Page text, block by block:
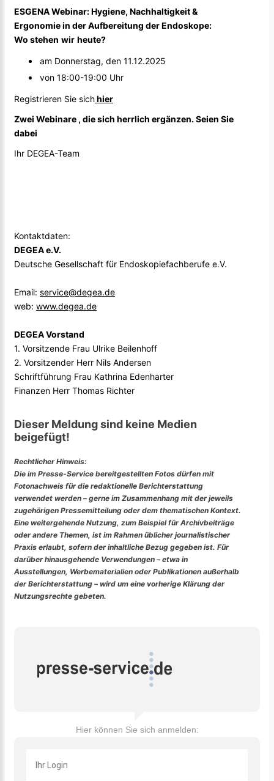
ESGENA Webinar:Hygiene, Nachhaltigkeit&
Ergonomiein derAufbereitung derEndoskope:
Wo stehen wir heute?
am Donnerstag, den 11.12.2025
von 18:00-19:00 Uhr
Registrieren Sie sichhier
Zwei Webinare , die sich herrlich ergänzen. Seien Sie
dabei
Ihr DEGEA-Team
Kontaktdaten:
DEGEA e.V.
Deutsche Gesellschaft für Endoskopiefachberufe e.V.
Email: service@degea.de
web: www.degea.de
DEGEA Vorstand
1. Vorsitzende Frau Ulrike Beilenhoff
2. Vorsitzender Herr Nils Andersen
Schriftführung Frau Kathrina Edenharter
Finanzen Herr Thomas Richter
Dieser Meldung sind keine Medien
beigefügt!
Rechtlicher Hinweis:
Die im Presse-Service bereitgestellten Fotos dürfen mit
Fotonachweis für die redaktionelle Berichterstattung
verwendet werden – gerne im Zusammenhang mit der jeweils
zugehörigen Pressemitteilung oder dem thematischen Kontext.
Eine weitergehende Nutzung, zum Beispiel für Archivbeiträge
oder andere Themen, ist im Rahmen üblicher journalistischer
Praxis erlaubt, sofern der inhaltliche Bezug gegeben ist. Für
darüber hinausgehende Verwendungen – etwa in
Ausstellungen, Werbematerialien oder Publikationen außerhalb
der Berichterstattung – wird um eine vorherige Klärung der
Nutzungsrechte gebeten.
Hier können Sie sich anmelden: